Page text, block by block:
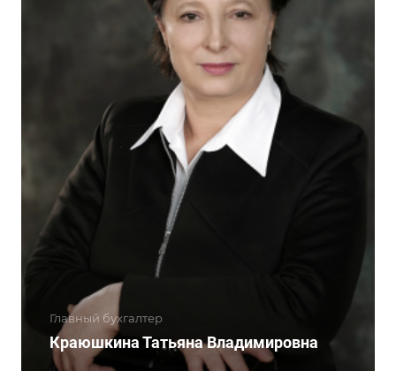
Главный бухгалтер
Краюшкина Татьяна Владимировна